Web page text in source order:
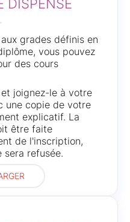
DISPENSE
grades définis en
vous pouvez
des cours
joignez-le à votre
une copie de votre
explicatif. La
être faite
de l'inscription,
refusée.